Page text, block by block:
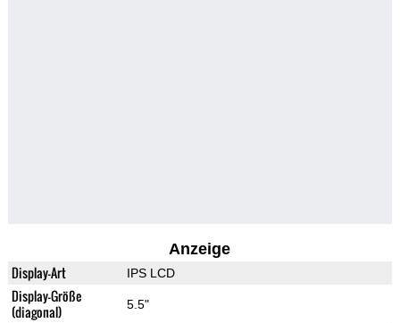
Anzeige
Display-Art IPS LCD
Display-Größe
(diagonal)
5.5"